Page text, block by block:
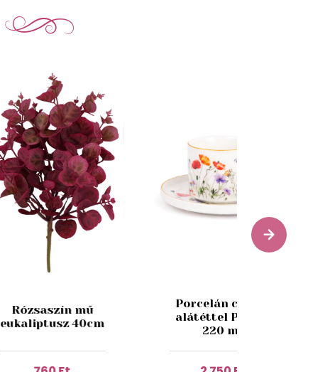
Rózsaszín mű
eukaliptusz 40cm
Porcelán csésze
alátéttel Pipacs
220 ml